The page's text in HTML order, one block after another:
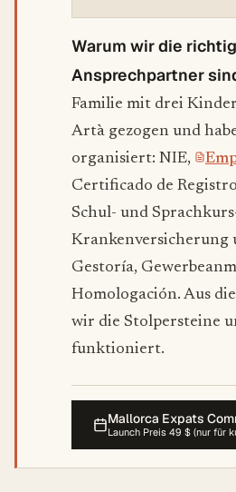
Warum wir die
Ansprechpartner
Familie mit drei
Artà gezogen und
organisiert: NIE,
Certificado de
Schul- und
Krankenversicherung
Gestoría,
Homologación. Aus
wir die Stolpersteine
funktioniert.
Mallorca Expats
Launch Preis 49 $ (nur für